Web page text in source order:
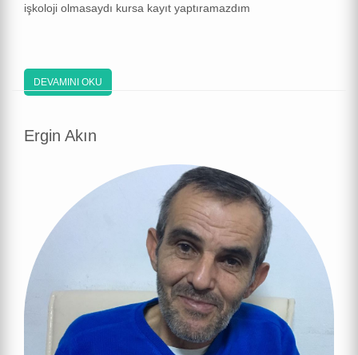
işkoloji olmasaydı kursa kayıt yaptıramazdım
DEVAMINI OKU
Ergin Akın